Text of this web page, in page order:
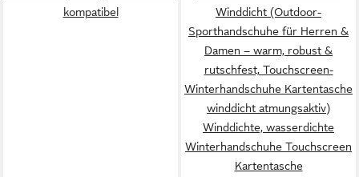
kompatibel
Winddicht (Outdoor-
Sporthandschuhe für Herren &
Damen – warm, robust &
rutschfest, Touchscreen-
Winterhandschuhe Kartentasche
winddicht atmungsaktiv)
Winddichte, wasserdichte
Winterhandschuhe Touchscreen
Kartentasche